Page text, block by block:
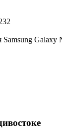
Samsung